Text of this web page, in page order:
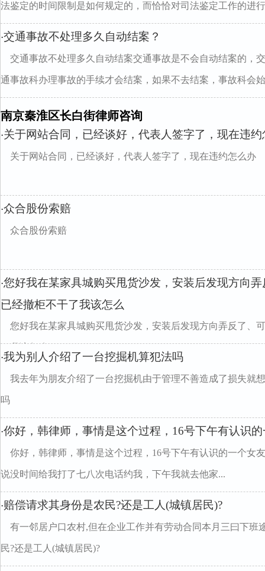
法鉴定的时间限制是如何规定的，而恰恰对司法鉴定工作的进
·交通事故不处理多久自动结案？
交通事故不处理多久自动结案交通事故是不会自动结案的，
通事故科办理事故的手续才会结案，如果不去结案，事故科会
南京秦淮区长白街律师咨询
·关于网站合同，已经谈好，代表人签字了，现在违约
关于网站合同，已经谈好，代表人签字了，现在违约怎么办
·众合股份索赔
众合股份索赔
·您好我在某家具城购买甩货沙发，安装后发现方向
已经撤柜不干了我该怎么
您好我在某家具城购买甩货沙发，安装后发现方向弄反了、
了我该怎么
·我为别人介绍了一台挖掘机算犯法吗
我去年为朋友介绍了一台挖掘机由于管理不善造成了损失就
吗
·你好，韩律师，事情是这个过程，16号下午有认识
你好，韩律师，事情是这个过程，16号下午有认识的一个女
说没时间给我打了七八次电话约我，下午我就去他家...
·赔偿请求其身份是农民?还是工人(城镇居民)?
有一邻居户口农村,但在企业工作并有劳动合同本月三曰下班
民?还是工人(城镇居民)?